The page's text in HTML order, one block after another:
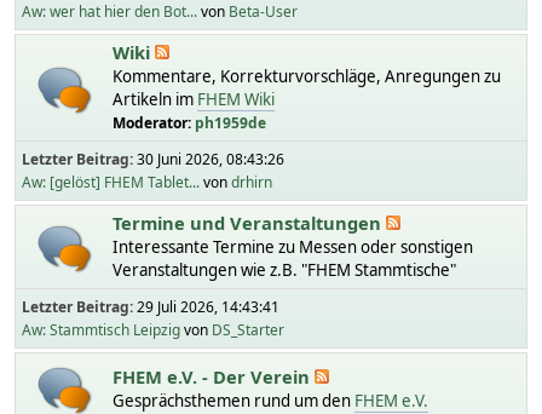
Aw: wer hat hier den Bot...von Beta-User
Wiki
Kommentare, Korrekturvorschläge, Anregungen zu
Artikeln im FHEM Wiki
Moderator: ph1959de
Letzter Beitrag:30 Juni 2026, 08:43:26
Aw: [gelöst] FHEM Tablet...vondrhirn
Termine und Veranstaltungen
Interessante Termine zu Messen oder sonstigen
Veranstaltungen wie z.B. "FHEM Stammtische"
Letzter Beitrag:29 Juli 2026, 14:43:41
Aw: Stammtisch Leipzigvon DS_Starter
FHEM e.V. - Der Verein
Gesprächsthemen rund um den FHEM e.V.